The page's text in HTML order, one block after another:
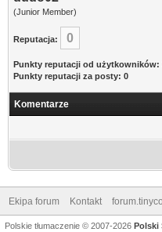
(Junior Member)
Reputacja: 0
Punkty reputacji od użytkowników:
Punkty reputacji za posty: 0
Komentarze
Ekipa forum Kontakt
Polskie tłumaczenie © 2007-2026 Polski